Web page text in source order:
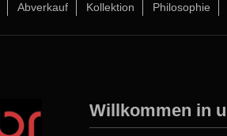
Abverkauf Kollektion Philosophie
Willkommen in